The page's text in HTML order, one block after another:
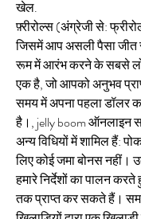
खेल.
फ़्रीरोल्स (अंग्रेजी से:
जिसमें आप असली पैसा
रूम में आरंभ करने के सबसे
एक है, जो आपको अनुभव
समय में अपना पहला डॉलर
है।, jelly boom ऑनलाइन
अन्य विधियों में शामिल हैं:
लिए कोई जमा बोनस नहीं।
हमारे निर्देशों का पालन
तक प्राप्त कर सकते हैं।